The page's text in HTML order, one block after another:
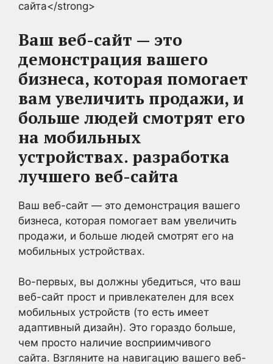
сайта</strong>
Ваш веб-сайт — это
демонстрация вашего
бизнеса, которая помогает
вам увеличить продажи, и
больше людей смотрят его
на мобильных
устройствах. разработка
лучшего веб-сайта
Ваш веб-сайт — это демонстрация вашего
бизнеса, которая помогает вам увеличить
продажи, и больше людей смотрят его на
мобильных устройствах.
Во-первых, вы должны убедиться, что ваш
веб-сайт прост и привлекателен для всех
мобильных устройств (то есть имеет
адаптивный дизайн). Это гораздо больше,
чем просто наличие восприимчивого
сайта. Взгляните на навигацию вашего веб-